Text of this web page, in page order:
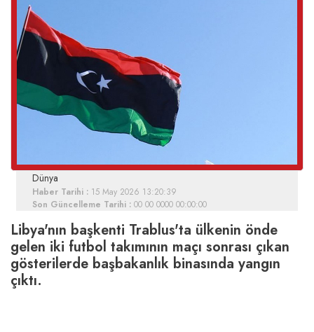
Dünya
Haber Tarihi : 15 May 2026 13:20:39
Son Güncelleme Tarihi : 00 00 0000 00:00:00
Libya'nın başkenti Trablus'ta ülkenin önde
gelen iki futbol takımının maçı sonrası çıkan
gösterilerde başbakanlık binasında yangın
çıktı.